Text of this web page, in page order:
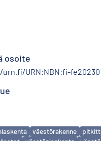
osoite
URN:NBN:fi-
väestörakenne